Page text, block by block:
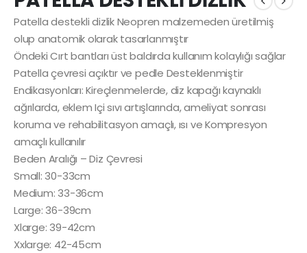
Patella destekli dizlik Neopren malzemeden üretilmiş
olup anatomik olarak tasarlanmıştır
Öndeki Cırt bantları üst baldırda kullanım kolaylığı sağlar
Patella çevresi açıktır ve pedle Desteklenmiştir
Endikasyonları: Kireçlenmelerde, diz kapağı kaynaklı
ağrılarda, eklem Içi sıvı artışlarında, ameliyat sonrası
koruma ve rehabilitasyon amaçlı, ısı ve Kompresyon
amaçlı kullanılır
Beden Aralığı – Diz Çevresi
Small: 30-33cm
Medium: 33-36cm
Large: 36-39cm
Xlarge: 39-42cm
Xxlarge: 42-45cm